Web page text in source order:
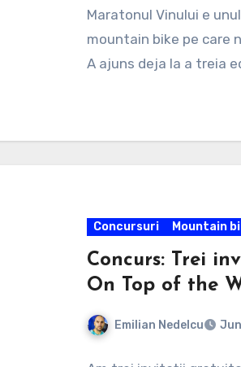
Maratonul Vinului e
mountain bike pe care
A ajuns deja la a treia
Concursuri Mountain
Concurs: Trei
On Top of the
Emilian Nedelcu